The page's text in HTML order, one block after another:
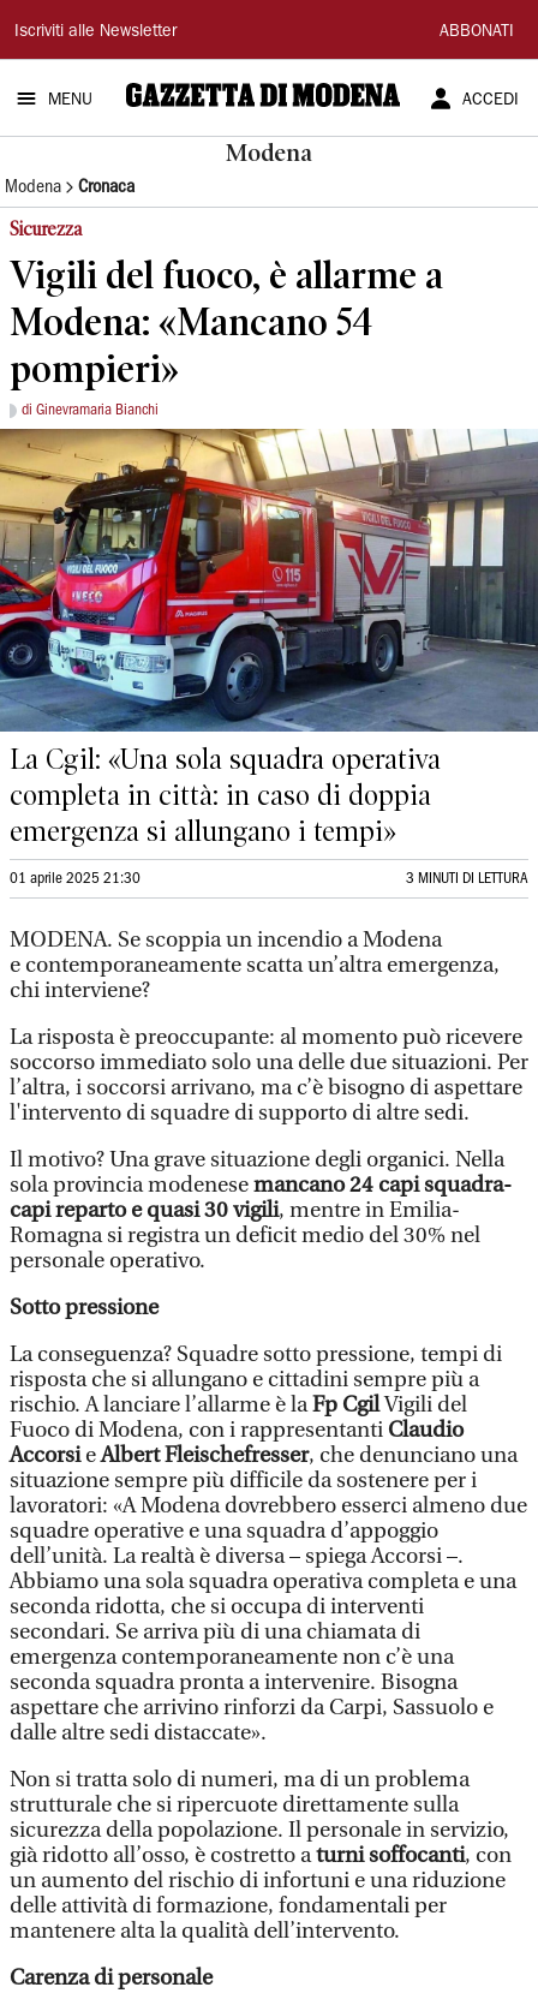
Gazzetta
di
Modena
Iscriviti alle Newsletter ABBONATI
MENU ACCEDI
Modena
Modena Cronaca
Sicurezza
Vigili del fuoco, è allarme a
Modena: «Mancano 54
pompieri»
di Ginevramaria Bianchi
La Cgil: «Una sola squadra operativa
completa in città: in caso di doppia
emergenza si allungano i tempi»
01 aprile 2025 21:30 3 MINUTI DI LETTURA
MODENA. Se scoppia un incendio a Modena
e contemporaneamente scatta un’altra emergenza,
chi interviene?
La risposta è preoccupante: al momento può ricevere
soccorso immediato solo una delle due situazioni. Per
l’altra, i soccorsi arrivano, ma c’è bisogno di aspettare
l'intervento di squadre di supporto di altre sedi.
Il motivo? Una grave situazione degli organici. Nella
sola provincia modenesemancano 24 capi squadra-
capi reparto e quasi 30 vigili, mentre in Emilia-
Romagna si registra un deficit medio del 30% nel
personale operativo.
Sotto pressione
La conseguenza? Squadre sotto pressione, tempi di
risposta che si allungano e cittadini sempre più a
rischio. A lanciare l’allarme è laFp CgilVigili del
Fuoco di Modena, con i rappresentanti Claudio
AccorsieAlbert Fleischefresser, che denunciano una
situazione sempre più difficile da sostenere per i
lavoratori: «A Modena dovrebbero esserci almeno due
squadre operative e una squadra d’appoggio
dell’unità. La realtà è diversa – spiega Accorsi –.
Abbiamo una sola squadra operativa completa e una
seconda ridotta, che si occupa di interventi
secondari. Se arriva più di una chiamata di
emergenza contemporaneamente non c’è una
seconda squadra pronta a intervenire. Bisogna
aspettare che arrivino rinforzi da Carpi, Sassuolo e
dalle altre sedi distaccate».
Non si tratta solo di numeri, ma di un problema
strutturale che si ripercuote direttamente sulla
sicurezza della popolazione. Il personale in servizio,
già ridotto all’osso, è costretto aturni soffocanti, con
un aumento del rischio di infortuni e una riduzione
delle attività di formazione, fondamentali per
mantenere alta la qualità dell’intervento.
Carenza di personale